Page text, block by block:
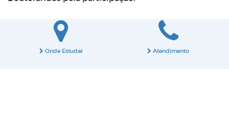
Onde Estudar Atendimento